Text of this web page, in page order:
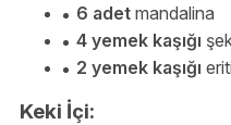
6 adet mandalina
4 yemek kaşığı
2 yemek kaşığı
Keki İçi: